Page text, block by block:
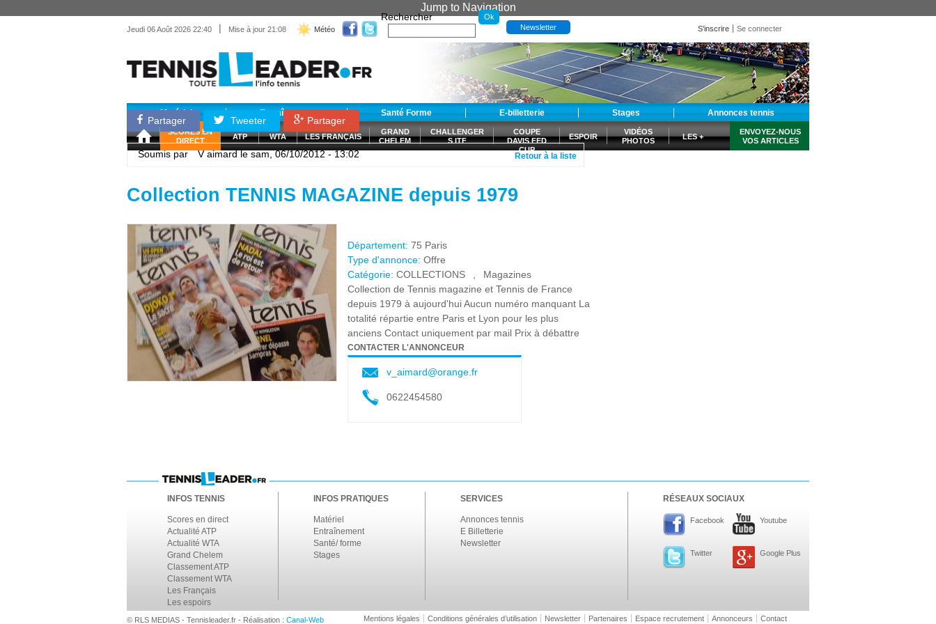
Jump to Navigation
Jeudi 06 Août 2026 22:40 | Mise à jour 21:08 Météo
Rechercher
Newsletter S'inscrire Se connecter
Matériel Entraînement Santé Forme E-billetterie Stages Annonces tennis
SCORES EN
DIRECT
ATP WTA LES FRANÇAIS
GRAND
CHELEM
CHALLENGER
S ITF
COUPE
DAVIS FED
CUP
ESPOIR
VIDÉOS
PHOTOS
LES +
ENVOYEZ-NOUS
VOS ARTICLES
Partager Tweeter Partager
Soumis par V aimardle sam, 06/10/2012 - 13:02 Retour à la liste
Collection TENNIS MAGAZINE depuis 1979
Département: 75 Paris
Type d'annonce: Offre
Catégorie: COLLECTIONS
Magazines
Collection de Tennis magazine et Tennis de France
depuis 1979 à aujourd'hui Aucun numéro manquant La
totalité répartie entre Paris et Lyon pour les plus
anciens Contact uniquement par mail Prix à débattre
CONTACTER L'ANNONCEUR
v_aimard@orange.fr
0622454580
INFOS TENNIS
Scores en direct
Actualité ATP
Actualité WTA
Grand Chelem
Classement ATP
Classement WTA
Les Français
Les espoirs
INFOS PRATIQUES
Matériel
Entraînement
Santé/ forme
Stages
SERVICES
Annonces tennis
E Billetterie
Newsletter
RÉSEAUX SOCIAUX
Facebook Youtube
Twitter Google Plus
© RLS MEDIAS - Tennisleader.fr - Réalisation : Canal-Web Mentions légales Conditions générales d’utilisation Newsletter Partenaires Espace recrutement Annonceurs Contact